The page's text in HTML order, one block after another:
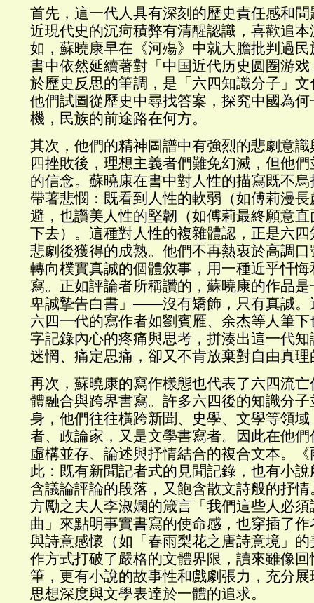
首先，這一代人具有深刻的歷史責任感和
近現代史的沉疴積弊有清醒認識，喜歡追
如，蘇曉康早在《河殤》中就大膽批判過
書中依然延續著對「中国近代历史圆圈游
於歷史反思的筆調，是「六四知識分子」
他們試圖從歷史中尋找答案，探究中國為
機，民族的前途路在何方。
其次，他們的精神圖譜中有強烈的悲劇意
四挫敗後，理想主義者們難免幻滅，但他
的信念。蘇曉康在書中對人性的描寫既不
帶著悲憫：既看到人性的軟弱（如傅莉漫
避，也讚美人性的堅韌（如傅莉最終願意
下去）。這種對人性的複雜體認，正是六
悲劇後獲得的成熟。他們不再熱衷於高調
轉向樸實真誠的個體敘事，用一種近乎忏
寫。正如評論者所稱讚的，蘇曉康的作品
卑誠摯告白書」——沒有矯飾，只有真誠。
六四一代的寫作者如劉賓雁、余杰等人筆
字記錄內心的疼痛與思考，拼湊出這一代
迷惘、痛定思痛，卻又不肯放棄對自由真理
再次，蘇曉康的寫作樣態也代表了六四流
體融合與跨界書寫。許多六四後的知識分
身，他們往往橫跨新聞、史學、文學等領
者、政論家，又是文學書寫者。因此在他
虛構並存、論述與抒情結合的複合文本。
此：既有新聞記者式的見聞記錄，也有小
含議論評論的段落，又飽含散文詩般的抒
方勵之夫人李淑嫻的箴言「我們這些人必
曲」來點明事實書寫的使命感，也穿插了
與詩意感懷（如「春雨梨花之唐詩意境」
作方式打破了嚴格的文體界限，讀來雖像
筆，更有小說的故事性和戲劇張力，充分
思想深度與文學表達於一體的追求。